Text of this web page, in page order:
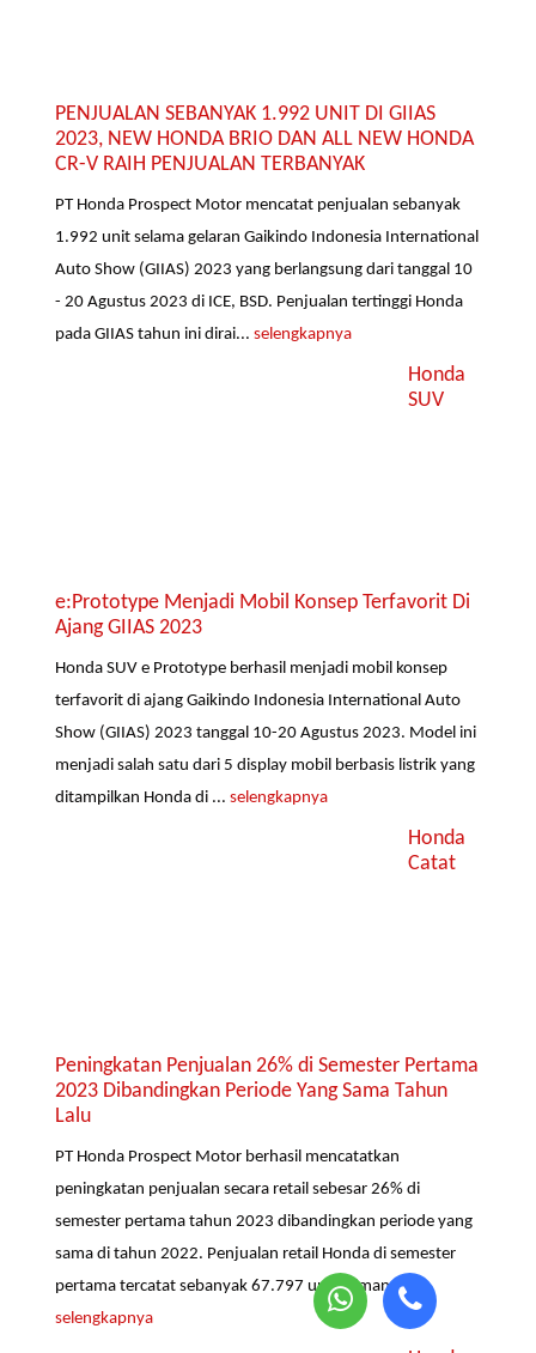
PENJUALAN SEBANYAK 1.992 UNIT DI GIIAS
2023, NEW HONDA BRIO DAN ALL NEW HONDA
CR-V RAIH PENJUALAN TERBANYAK
PT Honda Prospect Motor mencatat penjualan sebanyak
1.992 unit selama gelaran Gaikindo Indonesia International
Auto Show (GIIAS) 2023 yang berlangsung dari tanggal 10
- 20 Agustus 2023 di ICE, BSD. Penjualan tertinggi Honda
pada GIIAS tahun ini dirai...selengkapnya
Honda
SUV
e:Prototype Menjadi Mobil Konsep Terfavorit Di
Ajang GIIAS 2023
Honda SUV e Prototype berhasil menjadi mobil konsep
terfavorit di ajang Gaikindo Indonesia International Auto
Show (GIIAS) 2023 tanggal 10-20 Agustus 2023. Model ini
menjadi salah satu dari 5 display mobil berbasis listrik yang
ditampilkan Honda di ...selengkapnya
Honda
Catat
Peningkatan Penjualan 26% di Semester Pertama
2023 Dibandingkan Periode Yang Sama Tahun
Lalu
PT Honda Prospect Motor berhasil mencatatkan
peningkatan penjualan secara retail sebesar 26% di
semester pertama tahun 2023 dibandingkan periode yang
sama di tahun 2022. Penjualan retail Honda di semester
pertama tercatat sebanyak 67.797 unit, dimana...
selengkapnya